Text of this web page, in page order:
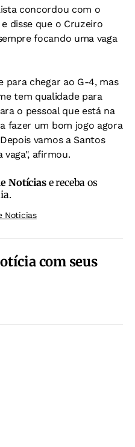
concordou com o
disse que o Cruzeiro
focando uma vaga
para chegar ao G-4, mas
tem qualidade para
o pessoal que está na
fazer um bom jogo agora
vamos a Santos
afirmou.
Notíciase receba os
Noticias
com seus